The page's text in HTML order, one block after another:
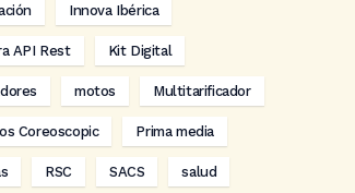
Innova Ibérica
API Rest Kit Digital
motos Multitarificador
Coreoscopic Prima media
RSC SACS salud